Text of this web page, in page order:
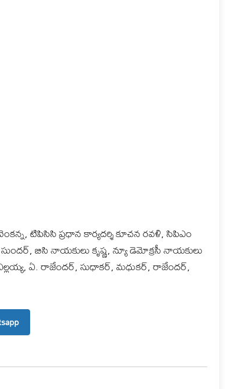
టిపిసిసి ప్రధాన కార్యదర్శి కూచన రవళి, సిపిఎం
బిసి నాయకులు కృష్ణ, న్యూ డెమోక్రసీ నాయకులు
ఏ. రాజేందర్, సుధాకర్, మధుకర్, రాజేందర్,